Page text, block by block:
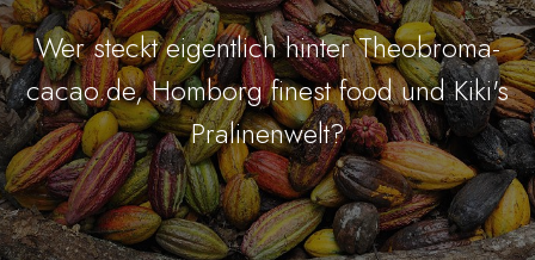
Wer steckt eigentlich hinter Theobroma-
cacao.de, Homborg finest food und Kiki's
Pralinenwelt?